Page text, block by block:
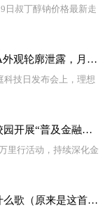
日叔丁醇钠价格最新走
全球消息！理想MEGA外观轮廓泄露，月销3万辆目标即将达成
科技日发布会上，理想
民生银行聊城分行进校园开展“普及金融知识万里行”宣教活动
里行活动，持续深化金
风没有方向的吹来是什么歌（原来是这首歌呀）